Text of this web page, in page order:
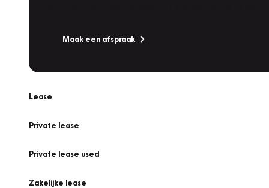
Maak een afspraak
Lease
Private lease
Private lease used
Zakelijke lease